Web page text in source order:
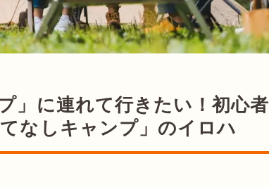
」に連れて行きたい！初心者
なしキャンプ」のイロハ